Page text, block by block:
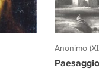
Anonimo